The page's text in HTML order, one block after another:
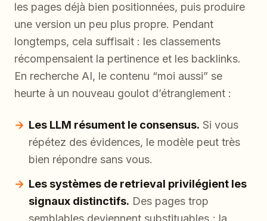
les pages déjà bien positionnées, puis produire
une version un peu plus propre. Pendant
longtemps, cela suffisait : les classements
récompensaient la pertinence et les backlinks.
En recherche AI, le contenu “moi aussi” se
heurte à un nouveau goulot d’étranglement :
Les LLM résument le consensus. Si vous
répétez des évidences, le modèle peut très
bien répondre sans vous.
Les systèmes de retrieval privilégient les
signaux distinctifs. Des pages trop
semblables deviennent substituables ; la